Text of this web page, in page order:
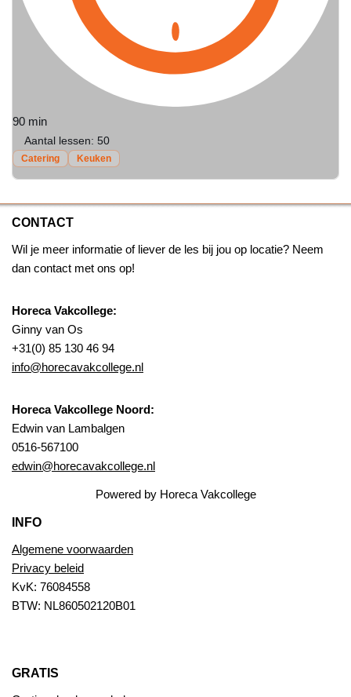
90 min
Aantal lessen: 50
Catering Keuken
CONTACT
Wil je meer informatie of liever de les bij jou op locatie? Neem
dan contact met ons op!
Horeca Vakcollege:
Ginny van Os
+31(0) 85 130 46 94
info@horecavakcollege.nl
Horeca Vakcollege Noord:
Edwin van Lambalgen
0516-567100
edwin@horecavakcollege.nl
Powered by Horeca Vakcollege
INFO
Algemene voorwaarden
Privacy beleid
KvK: 76084558
BTW: NL860502120B01
GRATIS